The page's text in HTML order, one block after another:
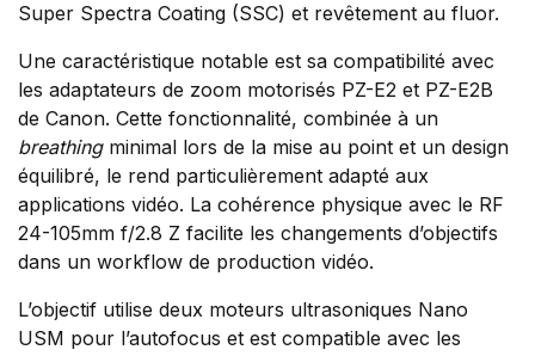
Super Spectra Coating (SSC) et revêtement au fluor.
Une caractéristique notable est sa compatibilité avec
les adaptateurs de zoom motorisés PZ-E2 et PZ-E2B
de Canon. Cette fonctionnalité, combinée à un
breathingminimal lors de la mise au point et un design
équilibré, le rend particulièrement adapté aux
applications vidéo. La cohérence physique avec le RF
24-105mm f/2.8 Z facilite les changements d’objectifs
dans un workflow de production vidéo.
L’objectif utilise deux moteurs ultrasoniques Nano
USM pour l’autofocus et est compatible avec les